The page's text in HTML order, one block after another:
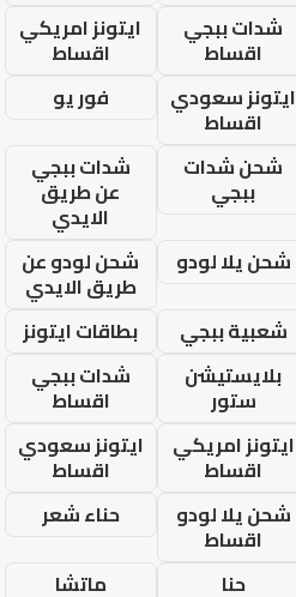
شدات ببجي
اقساط
ايتونز امريكي
اقساط
ايتونز سعودي
اقساط
فور يو
شحن شدات
ببجي
شدات ببجي
عن طريق
الايدي
شحن يلا لودو
شحن لودو عن
طريق الايدي
شعبية ببجي
بطاقات ايتونز
بلايستيشن
ستور
شدات ببجي
اقساط
ايتونز امريكي
اقساط
ايتونز سعودي
اقساط
شحن يلا لودو
اقساط
حناء شعر
حنا
ماتشا